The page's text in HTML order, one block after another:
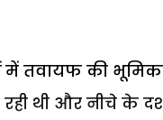
तवायफ की
थी और नीचे के